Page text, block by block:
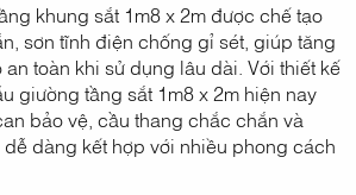
khung sắt 1m8 x 2m được chế tạo
sơn tĩnh điện chống gỉ sét, giúp tăng
toàn khi sử dụng lâu dài. Với thiết kế
giường tầng sắt 1m8 x 2m hiện nay
bảo vệ, cầu thang chắc chắn và
dàng kết hợp với nhiều phong cách